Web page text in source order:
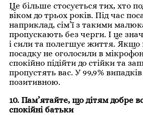
Це більше стосується тих, хто
віком до трьох років. Під час
наприклад, сім’ї з такими
пропускають без черги. І це
і сили та полегшує життя. Якщо
посадку не оголосили в
спокійно підійти до стійки та
пропустять вас. У 99,9% випадків
позитивною.
10. Пам’ятайте, що дітям добре
спокійні батьки